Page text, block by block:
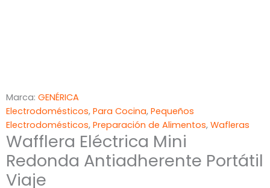
Marca: GENÉRICA
Electrodomésticos, Para Cocina, Pequeños
Electrodomésticos, Preparación de Alimentos, Wafleras
Wafflera Eléctrica Mini
Redonda Antiadherente Portátil
Viaje